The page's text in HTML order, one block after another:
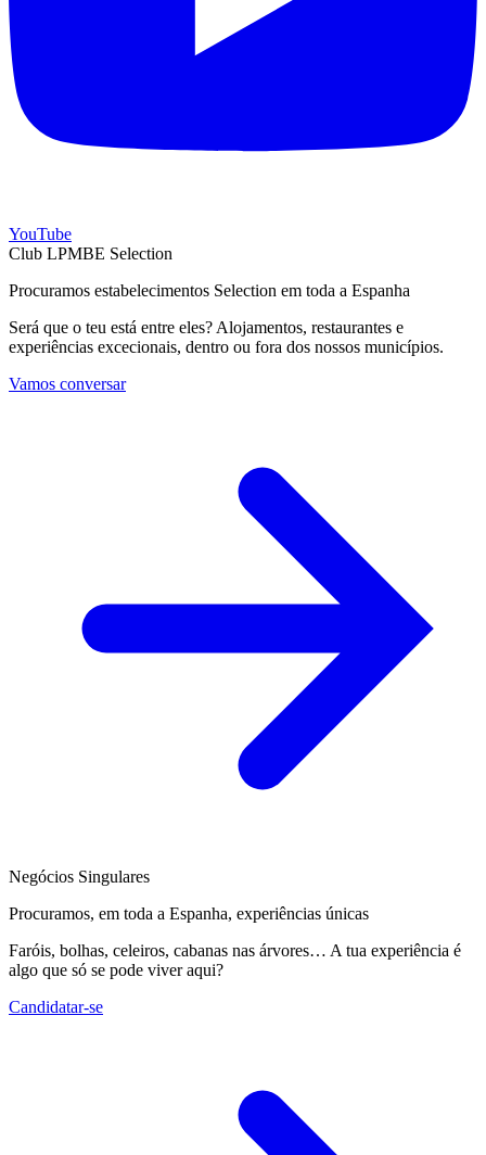
YouTube
Club LPMBE Selection
Procuramos estabelecimentos Selection em toda a Espanha
Será que o teu está entre eles? Alojamentos, restaurantes e
experiências excecionais, dentro ou fora dos nossos municípios.
Vamos conversar
Negócios Singulares
Procuramos, em toda a Espanha, experiências únicas
Faróis, bolhas, celeiros, cabanas nas árvores… A tua experiência é
algo que só se pode viver aqui?
Candidatar-se